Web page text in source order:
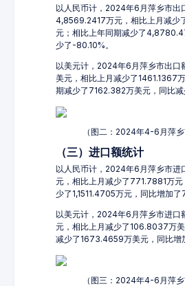
以人民币计，2024年6月萍乡市出
4,8569.2417万元，相比上月减少
元；相比上年同期减少了
少了-80.10%。
以美元计，2024年6月萍乡市出
美元，相比上月减少了1461.1367
期减少了7162.382万美元，同比
（图二：2024年4-6月萍乡
（三）进口额统计
以人民币计，2024年6月萍乡市
元，相比上月减少了771.7881万
少了1,1511.4705万元，同比增加了
以美元计，2024年6月萍乡市进口
元，相比上月减少了106.8037万
减少了1673.4659万美元，同比增
（图三：2024年4-6月萍乡